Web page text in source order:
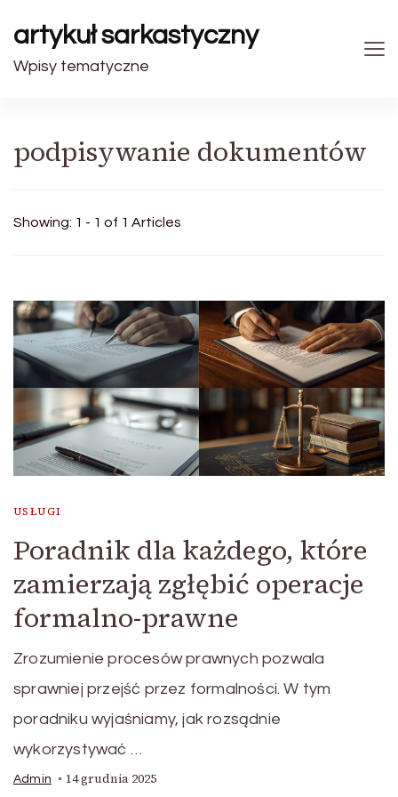
artykuł sarkastyczny
Wpisy tematyczne
podpisywanie dokumentów
Showing: 1 - 1 of 1 Articles
USŁUGI
Poradnik dla każdego, które
zamierzają zgłębić operacje
formalno-prawne
Zrozumienie procesów prawnych pozwala
sprawniej przejść przez formalności. W tym
poradniku wyjaśniamy, jak rozsądnie
wykorzystywać …
Admin 14 grudnia 2025